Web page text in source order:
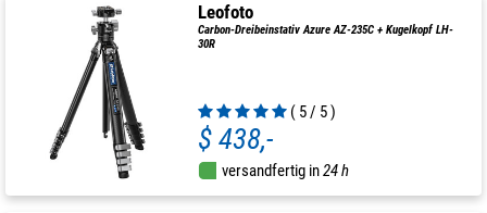
Leofoto
Carbon-Dreibeinstativ Azure AZ-235C + Kugelkopf LH-
30R
( 5 / 5 )
$ 438,-
versandfertig in24 h